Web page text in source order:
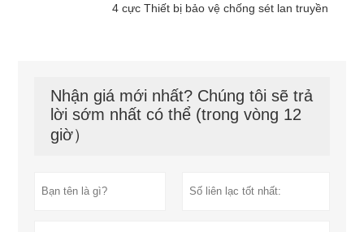
4 cực Thiết bị bảo vệ chống sét lan truyền
Nhận giá mới nhất? Chúng tôi sẽ trả
lời sớm nhất có thể (trong vòng 12
giờ）